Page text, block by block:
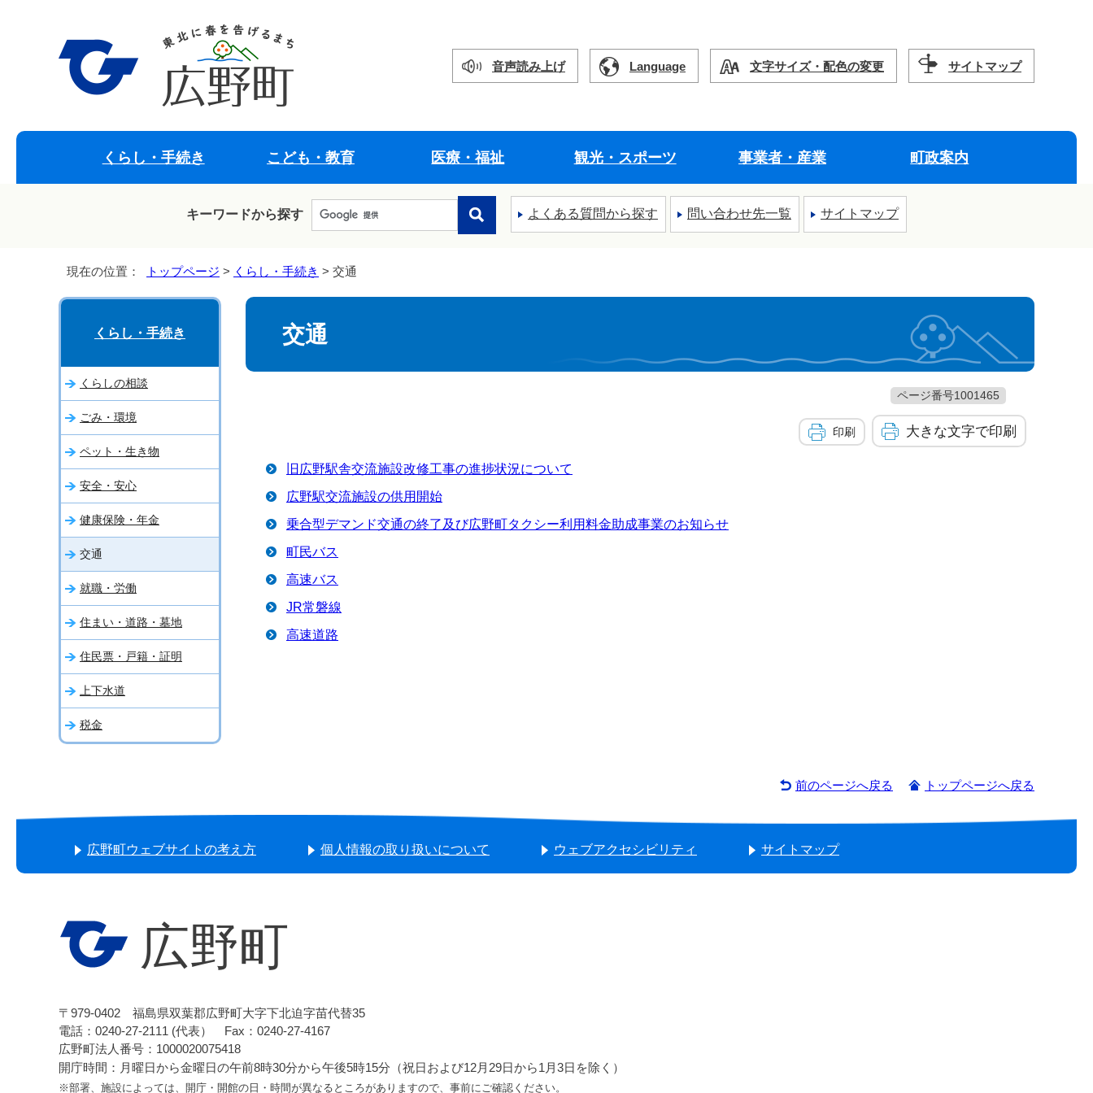
音声読み上げ Language 文字サイズ・配色の変更 サイトマップ
くらし・手続き こども・教育 医療・福祉 観光・スポーツ 事業者・産業 町政案内
キーワードから探す よくある質問から探す 問い合わせ先一覧 サイトマップ
現在の位置： トップページ > くらし・手続き > 交通
交通
ページ番号1001465
印刷 大きな文字で印刷
旧広野駅舎交流施設改修工事の進捗状況について
広野駅交流施設の供用開始
乗合型デマンド交通の終了及び広野町タクシー利用料金助成事業のお知らせ
町民バス
高速バス
JR常磐線
高速道路
くらし・手続き
くらしの相談
ごみ・環境
ペット・生き物
安全・安心
健康保険・年金
交通
就職・労働
住まい・道路・墓地
住民票・戸籍・証明
上下水道
税金
前のページへ戻る トップページへ戻る
広野町ウェブサイトの考え方 個人情報の取り扱いについて ウェブアクセシビリティ サイトマップ
広野町
〒979-0402 福島県双葉郡広野町大字下北迫字苗代替35
電話：0240-27-2111 (代表） Fax：0240-27-4167
広野町法人番号：1000020075418
開庁時間：月曜日から金曜日の午前8時30分から午後5時15分（祝日および12月29日から1月3日を除く）
※部署、施設によっては、開庁・開館の日・時間が異なるところがありますので、事前にご確認ください。